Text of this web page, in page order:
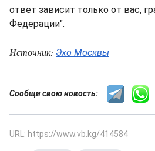
ответ зависит только от вас,
Федерации".
Источник: Эхо Москвы
Сообщи свою новость:
URL: https://www.vb.kg/414584